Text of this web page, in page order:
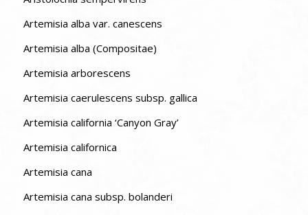
Artemisia alba var. canescens
Artemisia alba (Compositae)
Artemisia arborescens
Artemisia caerulescens subsp. gallica
Artemisia california ‘Canyon Gray’
Artemisia californica
Artemisia cana
Artemisia cana subsp. bolanderi